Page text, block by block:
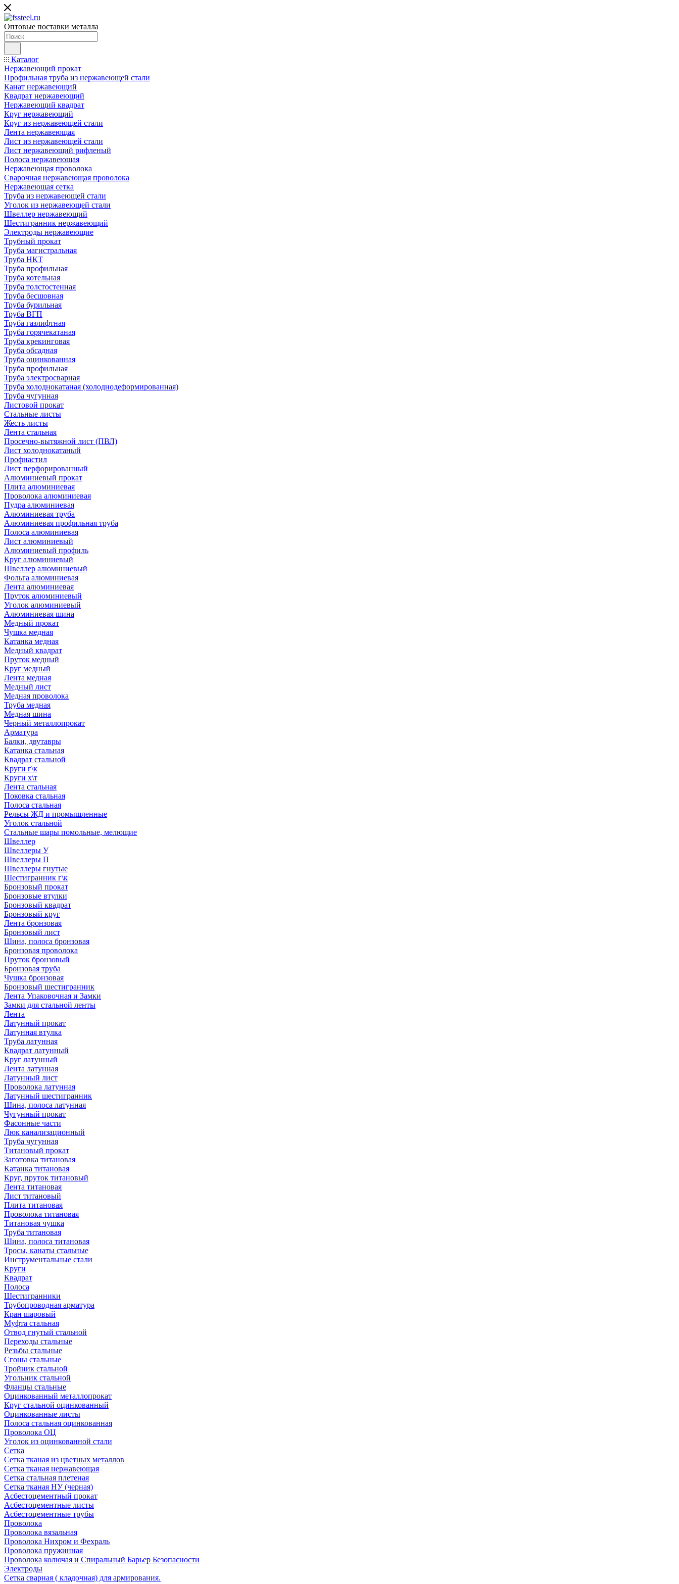
Оптовые поставки металла
Каталог
Нержавеющий прокат
Профильная труба из нержавеющей стали
Канат нержавеющий
Квадрат нержавеющий
Нержавеющий квадрат
Круг нержавеющий
Круг из нержавеющей стали
Лента нержавеющая
Лист из нержавеющей стали
Лист нержавеющий рифленый
Полоса нержавеющая
Нержавеющая проволока
Сварочная нержавеющая проволока
Нержавеющая сетка
Труба из нержавеющей стали
Уголок из нержавеющей стали
Швеллер нержавеющий
Шестигранник нержавеющий
Электроды нержавеющие
Трубный прокат
Труба магистральная
Труба НКТ
Труба профильная
Труба котельная
Труба толстостенная
Труба бесшовная
Труба бурильная
Труба ВГП
Труба газлифтная
Труба горячекатаная
Труба крекинговая
Труба обсадная
Труба оцинкованная
Труба профильная
Труба электросварная
Труба холоднокатаная (холоднодеформированная)
Труба чугунная
Листовой прокат
Стальные листы
Жесть листы
Лента стальная
Просечно-вытяжной лист (ПВЛ)
Лист холоднокатаный
Профнастил
Лист перфорированный
Алюминиевый прокат
Плита алюминиевая
Проволока алюминиевая
Пудра алюминиевая
Алюминиевая труба
Алюминиевая профильная труба
Полоса алюминиевая
Лист алюминиевый
Алюминиевый профиль
Круг алюминиевый
Швеллер алюминиевый
Фольга алюминиевая
Лента алюминиевая
Пруток алюминиевый
Уголок алюминиевый
Алюминиевая шина
Медный прокат
Чушка медная
Катанка медная
Медный квадрат
Пруток медный
Круг медный
Лента медная
Медный лист
Медная проволока
Труба медная
Медная шина
Черный металлопрокат
Арматура
Балки, двутавры
Катанка стальная
Квадрат стальной
Круги г\к
Круги х\т
Лента стальная
Поковка стальная
Полоса стальная
Рельсы ЖД и промышленные
Уголок стальной
Стальные шары помольные, мелющие
Швеллер
Швеллеры У
Швеллеры П
Швеллеры гнутые
Шестигранник г\к
Бронзовый прокат
Бронзовые втулки
Бронзовый квадрат
Бронзовый круг
Лента бронзовая
Бронзовый лист
Шина, полоса бронзовая
Бронзовая проволока
Пруток бронзовый
Бронзовая труба
Чушка бронзовая
Бронзовый шестигранник
Лента Упаковочная и Замки
Замки для стальной ленты
Лента
Латунный прокат
Латунная втулка
Труба латунная
Квадрат латунный
Круг латунный
Лента латунная
Латунный лист
Проволока латунная
Латунный шестигранник
Шина, полоса латунная
Чугунный прокат
Фасонные части
Люк канализационный
Труба чугунная
Титановый прокат
Заготовка титановая
Катанка титановая
Круг, пруток титановый
Лента титановая
Лист титановый
Плита титановая
Проволока титановая
Титановая чушка
Труба титановая
Шина, полоса титановая
Тросы, канаты стальные
Инструментальные стали
Круги
Квадрат
Полоса
Шестигранники
Трубопроводная арматура
Кран шаровый
Муфта стальная
Отвод гнутый стальной
Переходы стальные
Резьбы стальные
Сгоны стальные
Тройник стальной
Угольник стальной
Фланцы стальные
Оцинкованный металлопрокат
Круг стальной оцинкованный
Оцинкованные листы
Полоса стальная оцинкованная
Проволока ОЦ
Уголок из оцинкованной стали
Сетка
Сетка тканая из цветных металлов
Сетка тканая нержавеющая
Сетка стальная плетеная
Сетка тканая НУ (черная)
Асбестоцементный прокат
Асбестоцементные листы
Асбестоцементные трубы
Проволока
Проволока вязальная
Проволока Нихром и Фехраль
Проволока пружинная
Проволока колючая и Спиральный Барьер Безопасности
Электроды
Сетка сварная ( кладочная) для армирования.